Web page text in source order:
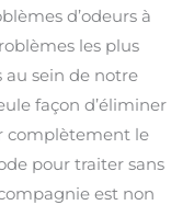
d’odeurs à
les plus
au sein de notre
façon d’éliminer
complètement le
pour traiter sans
est non